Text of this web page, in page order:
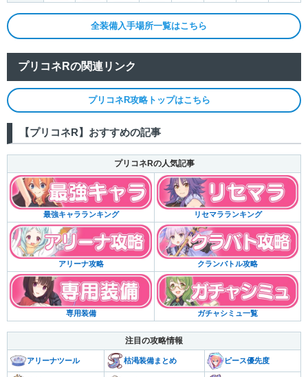
全装備入手場所一覧はこちら
プリコネRの関連リンク
プリコネR攻略トップはこちら
【プリコネR】おすすめの記事
プリコネRの人気記事
最強キャラランキング リセマラランキング
アリーナ攻略 クランバトル攻略
専用装備 ガチャシミュ一覧
注目の攻略情報
アリーナツール 枯渇装備まとめ ピース優先度